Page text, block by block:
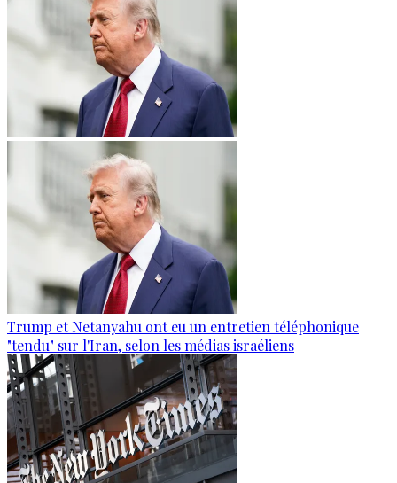
Trump et Netanyahu ont eu un entretien téléphonique
"tendu" sur l'Iran, selon les médias israéliens